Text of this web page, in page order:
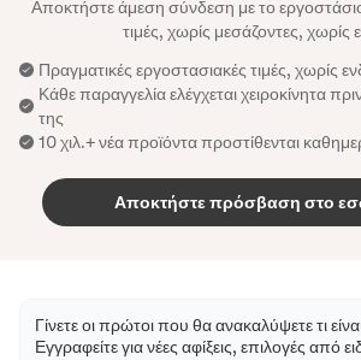
Αποκτήστε άμεση σύνδεση με το
τιμές, χωρίς μεσάζοντες, χωρίς
Πραγματικές εργοστασιακές τιμές, χωρίς
Κάθε παραγγελία ελέγχεται χειροκίνητα
της
10 χιλ.+ νέα προϊόντα προστίθενται
Αποκτήστε πρόσβαση στο
Γίνετε οι πρώτοι που θα ανακαλύψετε τι
Εγγραφείτε για νέες αφίξεις, επιλογές από